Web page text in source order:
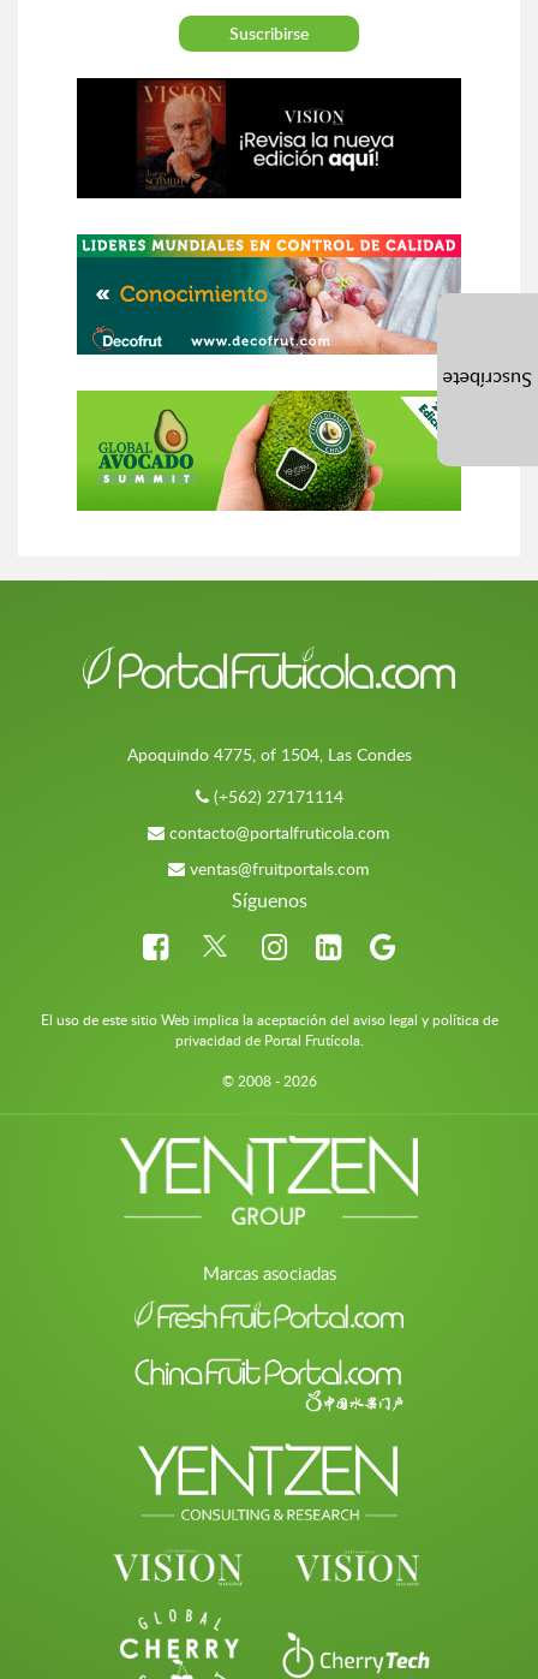
Apoquindo 4775, of 1504, Las Condes
(+562) 27171114
contacto@portalfruticola.com
ventas@fruitportals.com
Síguenos
El uso de este sitio Web implica la aceptación del aviso legal y política de
privacidad de Portal Frutícola.
© 2008 - 2026
Marcas asociadas
Suscríbete